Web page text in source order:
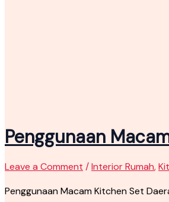
Penggunaan
Leave a Comment /Interior Rumah,
Penggunaan Macam Kitchen Set